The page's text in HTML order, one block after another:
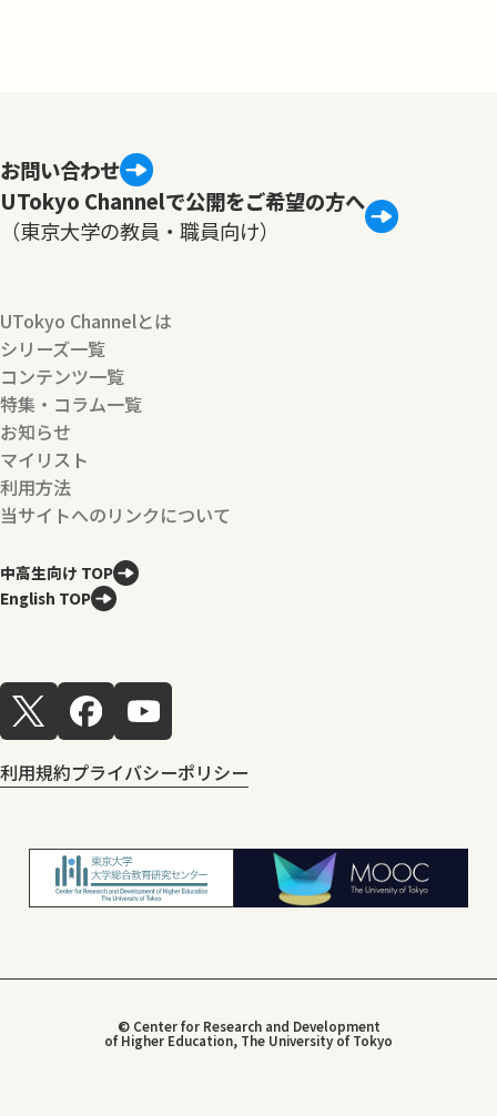
お問い合わせ
UTokyo Channelで公開をご希望の方へ
（東京大学の教員・職員向け）
UTokyo Channelとは
シリーズ一覧
コンテンツ一覧
特集・コラム一覧
お知らせ
マイリスト
利用方法
当サイトへのリンクについて
中高生向け TOP
English TOP
利用規約プライバシーポリシー
© Center for Research and Development
of Higher Education, The University of Tokyo